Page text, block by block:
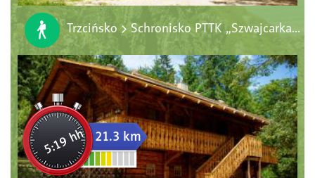
Trzcińsko > Schronisko PTTK „Szwajcarka” > Krzyżna Góra > Sokoliki > Trzcińsko
5:19 hh 21.3 km